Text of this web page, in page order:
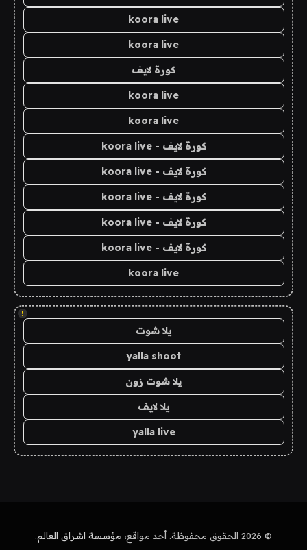
koora live
koora live
كورة لايف
koora live
koora live
كورة لايف - koora live
كورة لايف - koora live
كورة لايف - koora live
كورة لايف - koora live
كورة لايف - koora live
koora live
!
يلا شوت
yalla shoot
يلا شوت زون
يلا لايف
yalla live
© 2026 الحقوق محفوظة. أحد مواقع، مؤسسة اشراق العالم.